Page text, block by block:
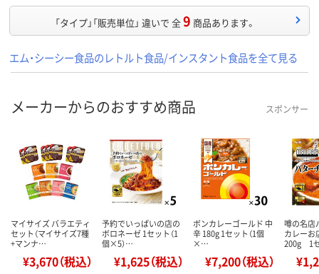
「タイプ」「販売単位」 違いで 全9 商品あります。
エム・シーシー食品のレトルト食品/インスタント食品を全て見る
メーカーからのおすすめ商品 スポンサー
マイサイズ バラエティ
セット（マイサイズ7種
+マンナ…
¥3,670（税込）
予約でいっぱいの店の
ボロネーゼ 1セット（1
個×5）…
¥1,625（税込）
ボンカレーゴールド 中
辛 180g 1セット（1個
×…
¥7,200（税込）
噂の名店
カレー
200g 1